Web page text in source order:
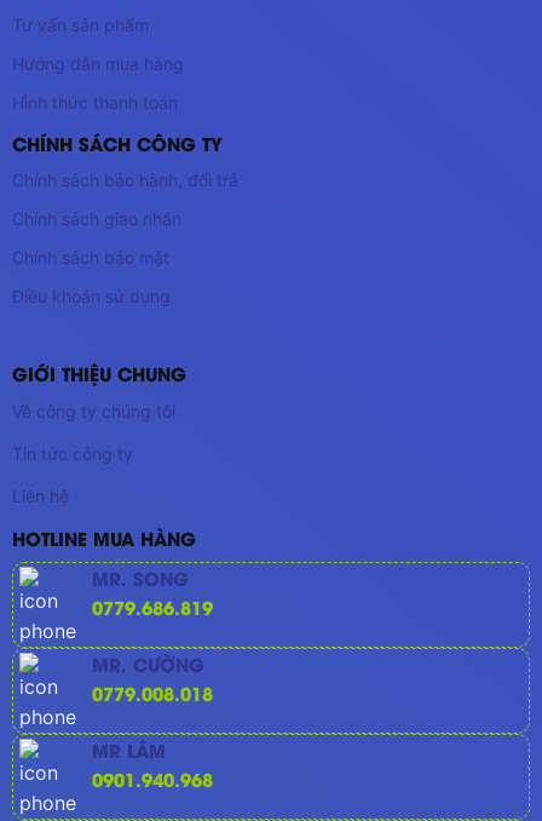
Tư vấn sản phẩm
Hướng dẫn mua hàng
Hình thức thanh toán
CHÍNH SÁCH CÔNG TY
Chính sách bảo hành, đổi trả
Chính sách giao nhận
Chính sách bảo mật
Điều khoản sử dụng
GIỚI THIỆU CHUNG
Về công ty chúng tôi
Tin tức công ty
Liên hệ
HOTLINE MUA HÀNG
MR. SONG
0779.686.819
MR. CƯỜNG
0779.008.018
MR LÂM
0901.940.968